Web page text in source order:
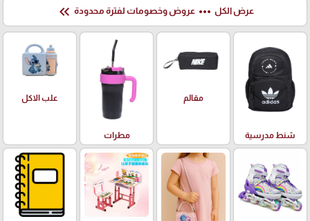
عرض الكل more_horiz عروض وخصومات لفترة محدودة keyboard_double_arrow_left
شنط مدرسية
مقالم
مطرات
علب الاكل